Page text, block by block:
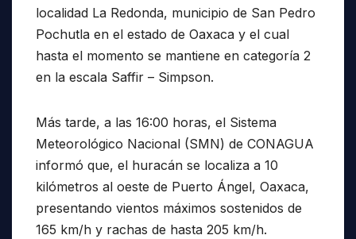
localidad La Redonda, municipio de San Pedro
Pochutla en el estado de Oaxaca y el cual
hasta el momento se mantiene en categoría 2
en la escala Saffir – Simpson.
Más tarde, a las 16:00 horas, el Sistema
Meteorológico Nacional (SMN) de CONAGUA
informó que, el huracán se localiza a 10
kilómetros al oeste de Puerto Ángel, Oaxaca,
presentando vientos máximos sostenidos de
165 km/h y rachas de hasta 205 km/h.